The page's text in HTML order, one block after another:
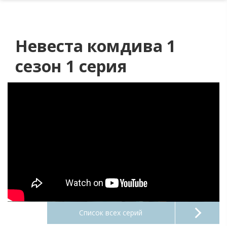
Невеста комдива 1
сезон 1 серия
Список всех серий